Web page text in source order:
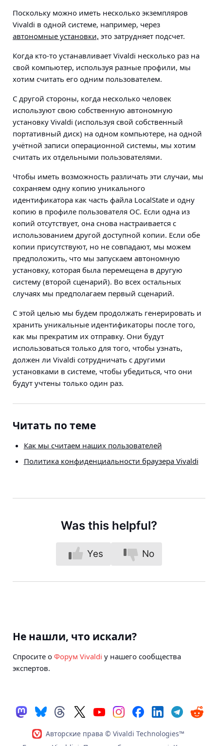
Поскольку можно иметь несколько экземпляров
Vivaldi в одной системе, например, через
автономные установки, это затрудняет подсчет.
Когда кто-то устанавливает Vivaldi несколько раз на
свой компьютер, используя разные профили, мы
хотим считать его одним пользователем.
С другой стороны, когда несколько человек
используют свою собственную автономную
установку Vivaldi (используя свой собственный
портативный диск) на одном компьютере, на одной
учётной записи операционной системы, мы хотим
считать их отдельными пользователями.
Чтобы иметь возможность различать эти случаи, мы
сохраняем одну копию уникального
идентификатора как часть файла LocalState и одну
копию в профиле пользователя ОС. Если одна из
копий отсутствует, она снова настраивается с
использованием другой доступной копии. Если обе
копии присутствуют, но не совпадают, мы можем
предположить, что мы запускаем автономную
установку, которая была перемещена в другую
систему (второй сценарий). Во всех остальных
случаях мы предполагаем первый сценарий.
С этой целью мы будем продолжать генерировать и
хранить уникальные идентификаторы после того,
как мы прекратим их отправку. Они будут
использоваться только для того, чтобы узнать,
должен ли Vivaldi сотрудничать с другими
установками в системе, чтобы убедиться, что они
будут учтены только один раз.
Читать по теме
Как мы считаем наших пользователей
Политика конфиденциальности браузера Vivaldi
Was this helpful?
Yes No
Не нашли, что искали?
Спросите о Форум Vivaldi у нашего сообщества
экспертов.
Авторские права © Vivaldi Technologies™